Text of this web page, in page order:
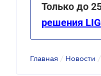
Только до
решения
Главная / Новости /